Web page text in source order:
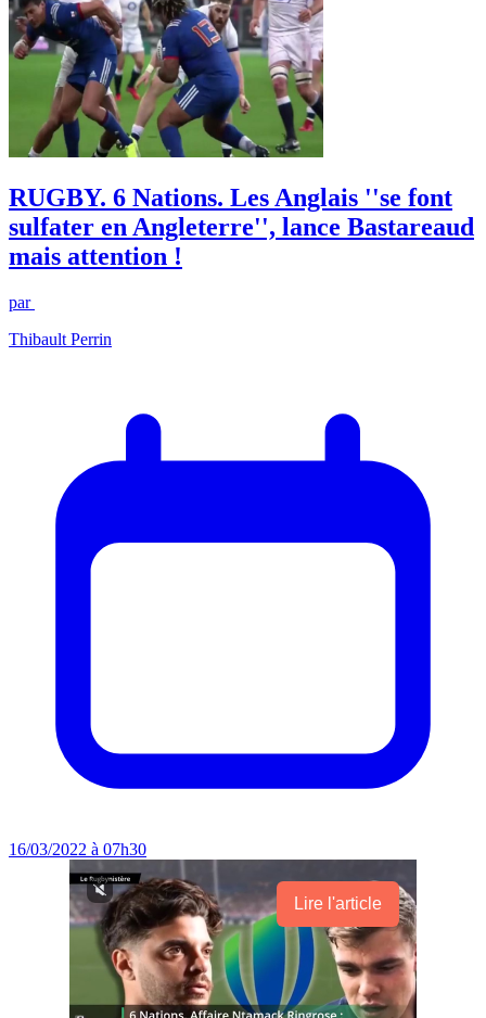
RUGBY. 6 Nations. Les Anglais ''se font
sulfater en Angleterre'', lance Bastareaud
mais attention !
par
Thibault Perrin
16/03/2022 à 07h30
Lire l'article